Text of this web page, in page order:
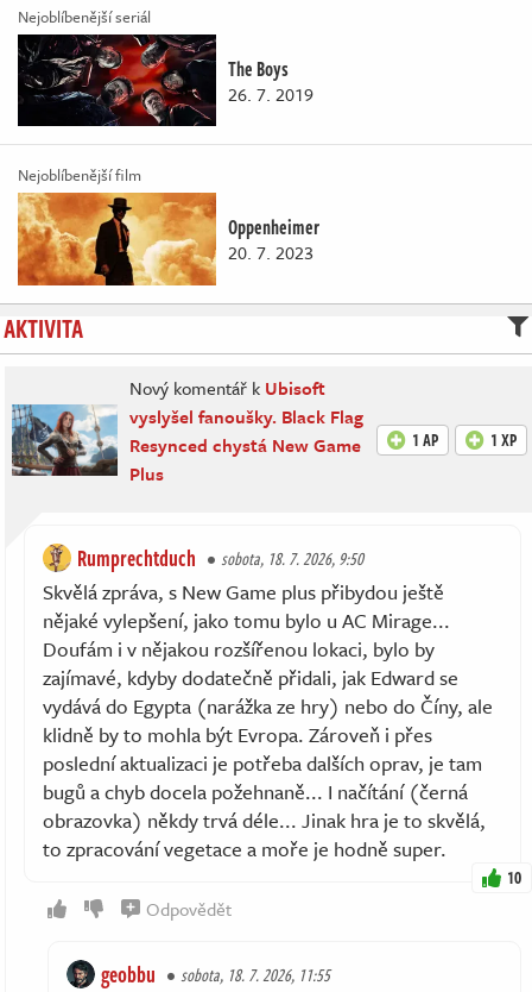
Nejoblíbenější seriál
The Boys
26. 7. 2019
Nejoblíbenější film
Oppenheimer
20. 7. 2023
AKTIVITA
Nový komentář k Ubisoft
vyslyšel fanoušky. Black Flag
Resynced chystá New Game
Plus
1 AP 1 XP
Rumprechtduch sobota, 18. 7. 2026, 9:50
Skvělá zpráva, s New Game plus přibydou ještě
nějaké vylepšení, jako tomu bylo u AC Mirage...
Doufám i v nějakou rozšířenou lokaci, bylo by
zajímavé, kdyby dodatečně přidali, jak Edward se
vydává do Egypta (narážka ze hry) nebo do Číny, ale
klidně by to mohla být Evropa. Zároveň i přes
poslední aktualizaci je potřeba dalších oprav, je tam
bugů a chyb docela požehnaně... I načítání (černá
obrazovka) někdy trvá déle... Jinak hra je to skvělá,
to zpracování vegetace a moře je hodně super.
10
Odpovědět
geobbu sobota, 18. 7. 2026, 11:55